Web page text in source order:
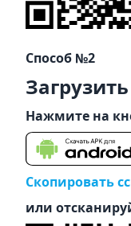
Способ №2
Нажмите на
Скопировать
или